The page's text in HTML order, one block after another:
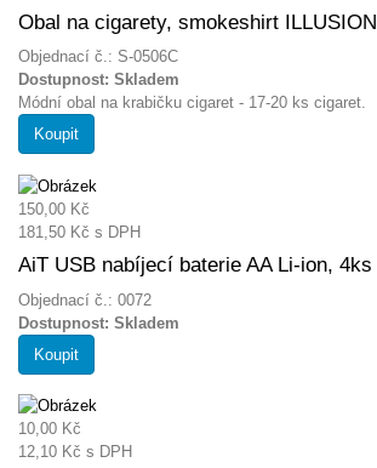
Obal na cigarety, smokeshirt ILLUSION
Objednací č.: S-0506C
Dostupnost: Skladem
Módní obal na krabičku cigaret - 17-20 ks cigaret.
Koupit
150,00 Kč
181,50 Kč s DPH
AiT USB nabíjecí baterie AA Li-ion, 4ks
Objednací č.: 0072
Dostupnost: Skladem
Koupit
10,00 Kč
12,10 Kč s DPH